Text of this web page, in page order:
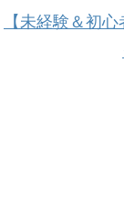
【未経験＆初